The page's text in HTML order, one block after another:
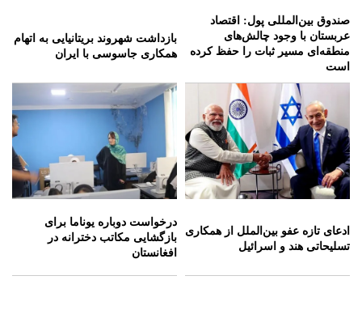
صندوق بین‌المللی پول: اقتصاد
عربستان با وجود چالش‌های
منطقه‌ای مسیر ثبات را حفظ کرده
است
بازداشت شهروند بریتانیایی به اتهام
همکاری جاسوسی با ایران
ادعای تازه عفو بین‌الملل از همکاری
تسلیحاتی هند و اسرائیل
درخواست دوباره یوناما برای
بازگشایی مکاتب دخترانه در
افغانستان